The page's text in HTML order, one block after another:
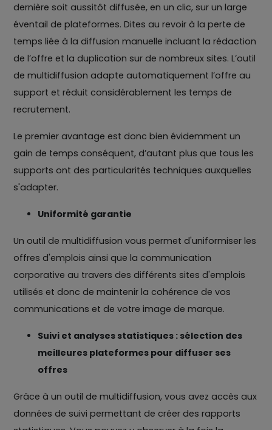
dernière soit aussitôt diffusée, en un clic, sur un large
éventail de plateformes. Dites au revoir à la perte de
temps liée à la diffusion manuelle incluant la rédaction
de l’offre et la duplication sur de nombreux sites. L’outil
de multidiffusion adapte automatiquement l’offre au
support et réduit considérablement les temps de
recrutement.
Le premier avantage est donc bien évidemment un
gain de temps conséquent, d’autant plus que tous les
supports ont des particularités techniques auxquelles
s'adapter.
Uniformité garantie
Un outil de multidiffusion vous permet d'uniformiser les
offres d'emplois ainsi que la communication
corporative au travers des différents sites d'emplois
utilisés et donc de maintenir la cohérence de vos
communications et de votre image de marque.
Suivi et analyses statistiques : sélection des
meilleures plateformes pour diffuser ses
offres
Grâce à un outil de multidiffusion, vous avez accès aux
données de suivi permettant de créer des rapports